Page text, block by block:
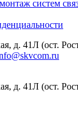
д. 41Л (ост.
д. 41Л (ост.